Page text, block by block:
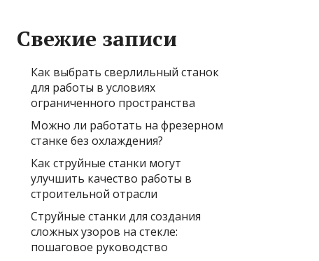
Свежие записи
Как выбрать сверлильный станок
для работы в условиях
ограниченного пространства
Можно ли работать на фрезерном
станке без охлаждения?
Как струйные станки могут
улучшить качество работы в
строительной отрасли
Струйные станки для создания
сложных узоров на стекле:
пошаговое руководство